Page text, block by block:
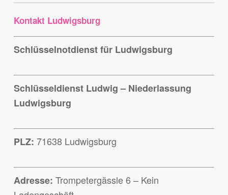
Kontakt Ludwigsburg
Schlüsselnotdienst für Ludwigsburg
Schlüsseldienst Ludwig – Niederlassung
Ludwigsburg
PLZ: 71638 Ludwigsburg
Adresse: Trompetergässle 6 – Kein